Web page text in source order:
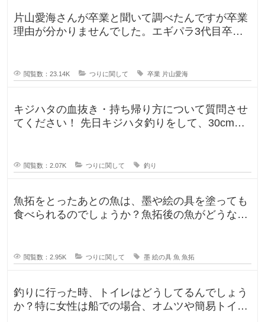
片山愛海さんが卒業と聞いて調べたんですが卒業
理由が分かりませんでした。エギパラ3代目卒業
閲覧数：23.14K つりに関して 卒業 片山愛海
キジハタの血抜き・持ち帰り方について質問させ
てください！ 先日キジハタ釣りをして、30cm台
閲覧数：2.07K つりに関して 釣り
魚拓をとったあとの魚は、墨や絵の具を塗っても
食べられるのでしょうか？魚拓後の魚がどうなる
閲覧数：2.95K つりに関して 墨 絵の具 魚 魚拓
釣りに行った時、トイレはどうしてるんでしょう
か？特に女性は船での場合、オムツや簡易トイレ